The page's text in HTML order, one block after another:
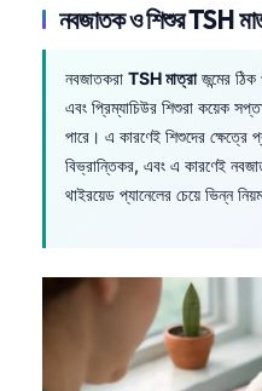
নবজাতক ও শিশুর TSH
নবজাতকরা TSH মাত্রাজন্মের ঠিক
এবং প্রিম্যাচিউর শিশুরা কয়েক
পারে। এ কারণেই শিশুদের ক্ষেত্রে
বিভ্রান্তিকর, এবং এ কারণেই
থাইরয়েড প্যানেলের চেয়ে ভিন্ন